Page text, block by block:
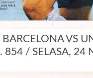
BARCELONA VS
854 / SELASA, 24